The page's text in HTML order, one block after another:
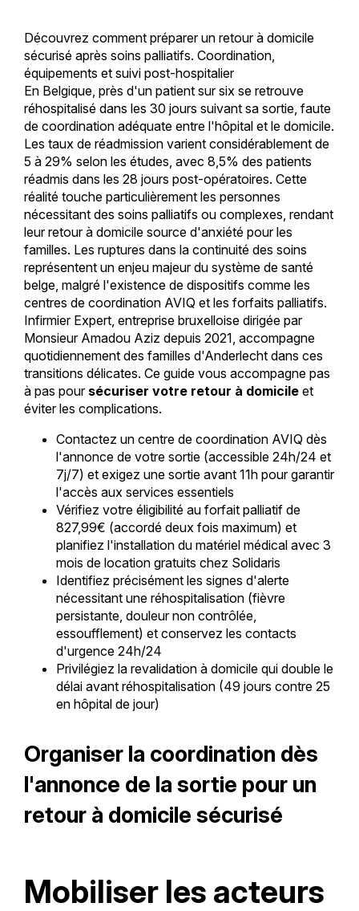
Découvrez comment préparer un retour à domicile
sécurisé après soins palliatifs. Coordination,
équipements et suivi post-hospitalier
En Belgique, près d'un patient sur six se retrouve
réhospitalisé dans les 30 jours suivant sa sortie, faute
de coordination adéquate entre l'hôpital et le domicile.
Les taux de réadmission varient considérablement de
5 à 29% selon les études, avec 8,5% des patients
réadmis dans les 28 jours post-opératoires. Cette
réalité touche particulièrement les personnes
nécessitant des soins palliatifs ou complexes, rendant
leur retour à domicile source d'anxiété pour les
familles. Les ruptures dans la continuité des soins
représentent un enjeu majeur du système de santé
belge, malgré l'existence de dispositifs comme les
centres de coordination AVIQ et les forfaits palliatifs.
Infirmier Expert, entreprise bruxelloise dirigée par
Monsieur Amadou Aziz depuis 2021, accompagne
quotidiennement des familles d'Anderlecht dans ces
transitions délicates. Ce guide vous accompagne pas
à pas pour sécuriser votre retour à domicileet
éviter les complications.
Contactez un centre de coordination AVIQ dès
l'annonce de votre sortie (accessible 24h/24 et
7j/7) et exigez une sortie avant 11h pour garantir
l'accès aux services essentiels
Vérifiez votre éligibilité au forfait palliatif de
827,99€ (accordé deux fois maximum) et
planifiez l'installation du matériel médical avec 3
mois de location gratuits chez Solidaris
Identifiez précisément les signes d'alerte
nécessitant une réhospitalisation (fièvre
persistante, douleur non contrôlée,
essoufflement) et conservez les contacts
d'urgence 24h/24
Privilégiez la revalidation à domicile qui double le
délai avant réhospitalisation (49 jours contre 25
en hôpital de jour)
Organiser la coordination dès
l'annonce de la sortie pour un
retour à domicile sécurisé
Mobiliser les acteurs